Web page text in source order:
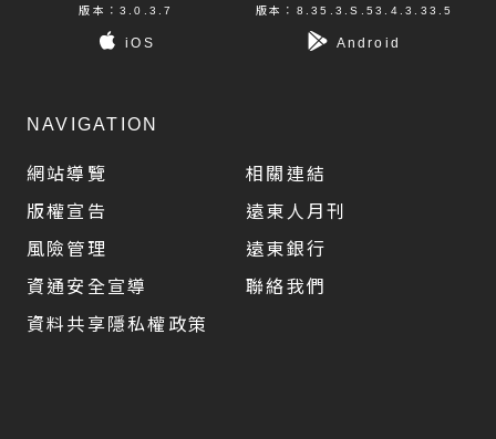
版本：3.0.3.7
iOS
版本：8.35.3.S.53.4.3.33.5
Android
NAVIGATION
網站導覽
版權宣告
風險管理
資通安全宣導
資料共享隱私權政策
相關連結
遠東人月刊
遠東銀行
聯絡我們